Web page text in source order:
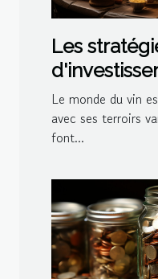
Les
vins
Le monde du vin
avec ses terroirs
font...